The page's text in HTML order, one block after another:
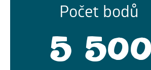
Počet bodů
5 500